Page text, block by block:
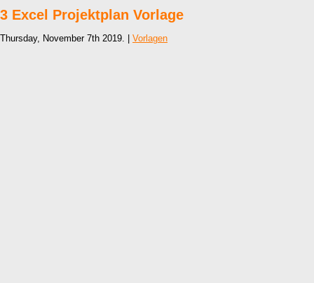
3 Excel Projektplan Vorlage
Thursday, November 7th 2019. | Vorlagen